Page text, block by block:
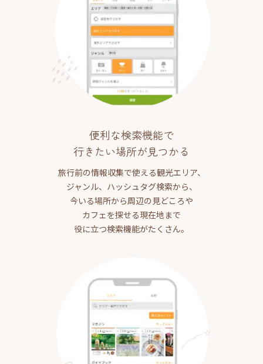
便利な検索機能で
行きたい場所が見つかる
旅行前の情報収集で使える観光エリア、
ジャンル、ハッシュタグ検索から、
今いる場所から周辺の見どころや
カフェを探せる現在地まで
役に立つ検索機能がたくさん。